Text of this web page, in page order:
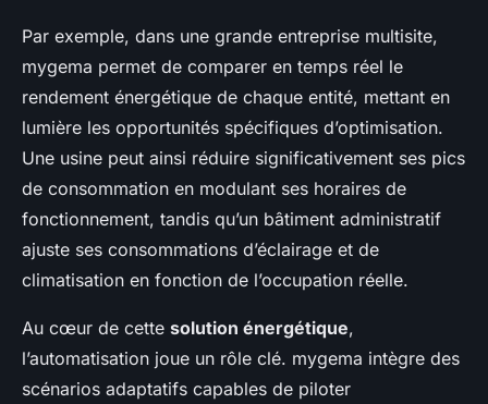
Par exemple, dans une grande entreprise multisite,
mygema permet de comparer en temps réel le
rendement énergétique de chaque entité, mettant en
lumière les opportunités spécifiques d’optimisation.
Une usine peut ainsi réduire significativement ses pics
de consommation en modulant ses horaires de
fonctionnement, tandis qu’un bâtiment administratif
ajuste ses consommations d’éclairage et de
climatisation en fonction de l’occupation réelle.
Au cœur de cette solution énergétique,
l’automatisation joue un rôle clé. mygema intègre des
scénarios adaptatifs capables de piloter